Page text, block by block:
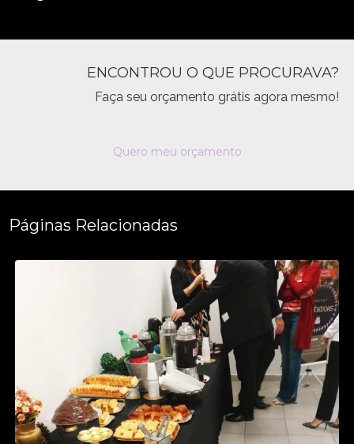
ENCONTROU O QUE PROCURAVA?
Faça seu orçamento grátis agora mesmo!
Quero meu orçamento
Páginas Relacionadas